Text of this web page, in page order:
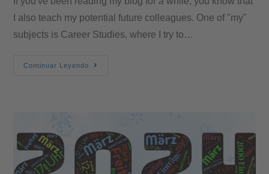
I also teach my potential future colleagues. One of "my"
subjects is Career Studies, where I try to…
Continuar Leyendo